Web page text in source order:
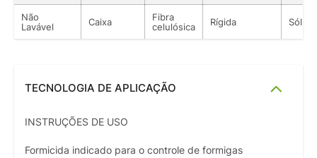
Não
Lavável
Caixa
Fibra
celulósica
Rígida Sólido
TECNOLOGIA DE APLICAÇÃO
INSTRUÇÕES DE USO
Formicida indicado para o controle de formigas